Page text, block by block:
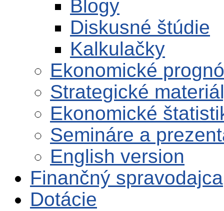
Blogy
Diskusné štúdie
Kalkulačky
Ekonomické
Strategické
Ekonomické
Semináre a
English version
Finančný spravodajca
Dotácie